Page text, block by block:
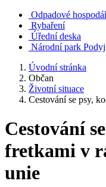
Odpadové
Rybaření
Úřední deska
Národní park
Úvodní stránka
Občan
Životní situace
Cestování se psy,
Cestování
fretkami v
unie